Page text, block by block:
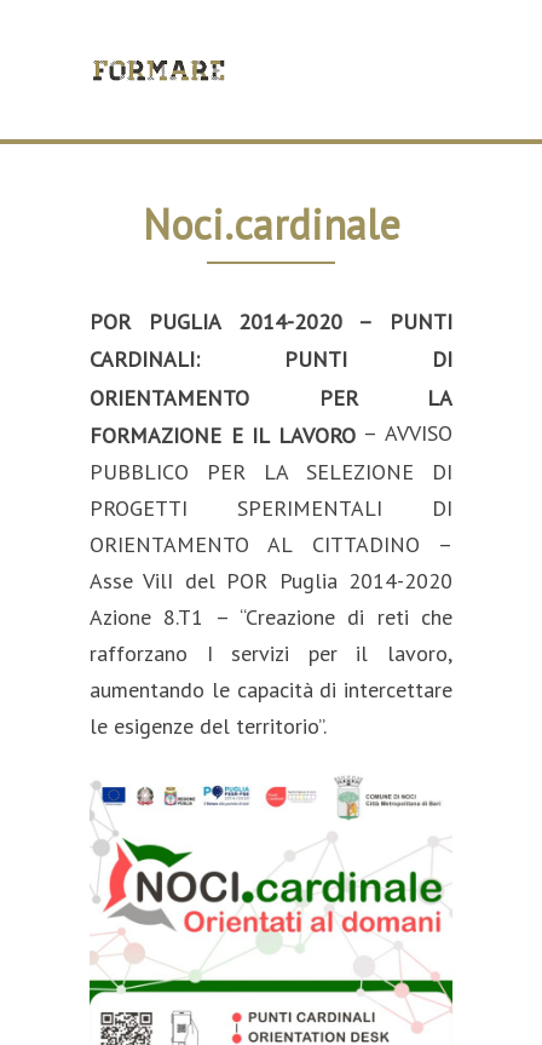
Noci.cardinale
POR PUGLIA 2014-2020 – PUNTI
CARDINALI: PUNTI DI
ORIENTAMENTO PER LA
FORMAZIONE E IL LAVORO– AVVISO
PUBBLICO PER LA SELEZIONE DI
PROGETTI SPERIMENTALI DI
ORIENTAMENTO AL CITTADINO –
Asse VilI del POR Puglia 2014-2020
Azione 8.T1 – “Creazione di reti che
rafforzano I servizi per il lavoro,
aumentando le capacità di intercettare
le esigenze del territorio”.